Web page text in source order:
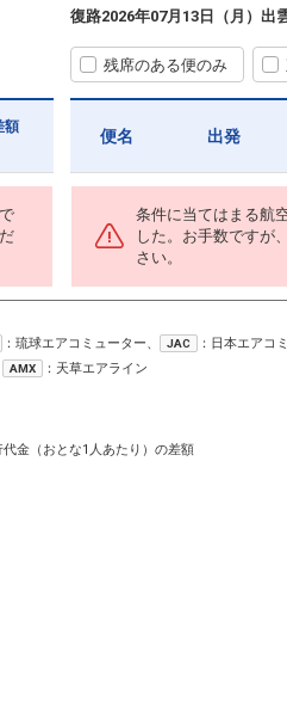
額
復路2026年07月13日（月） 出
残席のある便のみ
便名 出発
条件に当てはまる航
した。お手数ですが
さい。
：琉球エアコミューター、 JAC ：日本エアコ
AMX
：天草エアライン
金（おとな1人あたり）の差額